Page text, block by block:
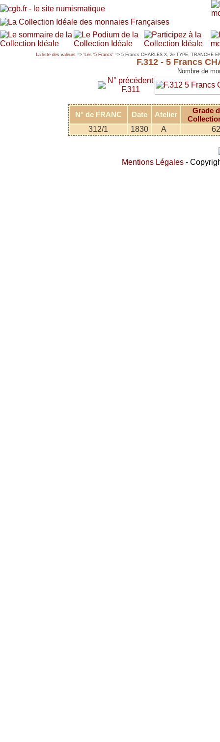
La liste des valeurs => 'Les '5 Francs' => 5 Francs CHARLES X, 2e TYPE, TRANCHE
F.312 - 5 Francs
Nombre de
N° précédent
F.311
N° de FRANC Date Atelier
Grade
312/1
1830 A 62
Mentions Légales -